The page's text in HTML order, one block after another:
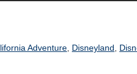
Adventure, Disneyland